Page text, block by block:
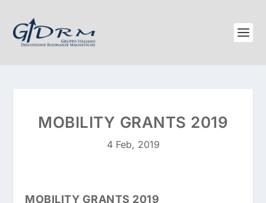
MOBILITY GRANTS 2019
4 Feb, 2019
MOBILITY GRANTS 2019